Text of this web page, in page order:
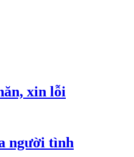
xin lỗi
người tình